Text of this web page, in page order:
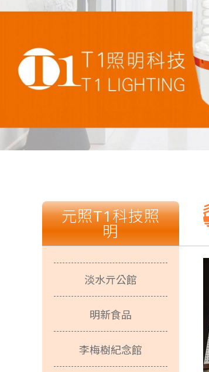
元照Ｔ１張麗蝶張董事長
光源不
元照Ｔ１張麗蝶張董事長
淡水亓公館
明新食品
李梅樹紀念館